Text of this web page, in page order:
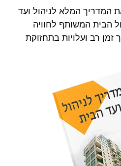
המדריך המלא לניהול ועד
הבית המשותף לחוויה
זמן רב ועלויות בתחזוקת